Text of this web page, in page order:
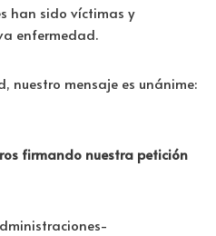
han sido víctimas y
enfermedad.
nuestro mensaje es unánime:
firmando nuestra petición